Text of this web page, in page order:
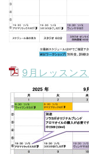
9月レッスン